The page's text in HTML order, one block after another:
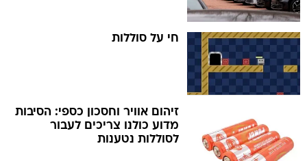
חי על סוללות
זיהום אוויר וחסכון כספי: הסיבות
מדוע כולנו צריכים לעבור
לסוללות נטענות